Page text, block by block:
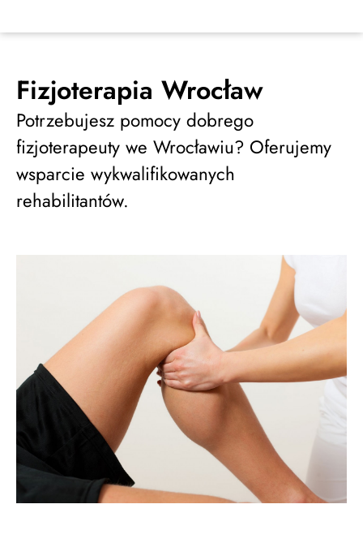
Fizjoterapia Wrocław
Potrzebujesz pomocy dobrego
fizjoterapeuty we Wrocławiu? Oferujemy
wsparcie wykwalifikowanych
rehabilitantów.